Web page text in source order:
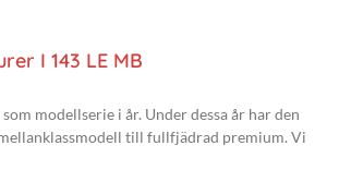
I 143 LE MB
modellserie i år. Under dessa år har den
till fullfjädrad premium. Vi